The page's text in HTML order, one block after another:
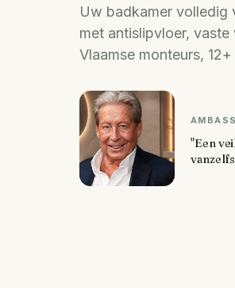
Uw badkamer volledig
met antislipvloer,
Vlaamse monteurs,
"Een